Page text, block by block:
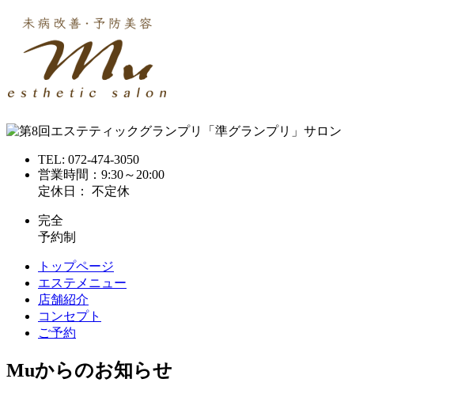
TEL: 072-474-3050
営業時間：9:30～20:00
定休日： 不定休
完全
予約制
トップページ
エステメニュー
店舗紹介
コンセプト
ご予約
Muからのお知らせ